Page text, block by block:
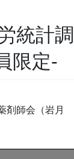
統計
限定-
剤師会（岩月